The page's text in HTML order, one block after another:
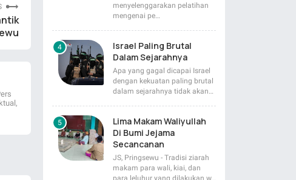
menyelenggarakan pelatihan
mengenai pe…
Israel Paling Brutal
Dalam Sejarahnya
Apa yang gagal dicapai Israel
dengan kekuatan paling brutal
dalam sejarahnya tidak akan…
Lima Makam Waliyullah
Di Bumi Jejama
Secancanan
JS, Pringsewu - Tradisi ziarah
makam para wali, kiai, dan
para leluhur yang dilakukan w…